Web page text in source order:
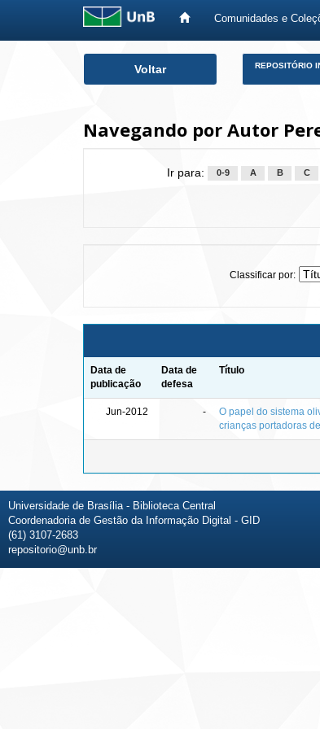
Comunidades e
Voltar REPOSITÓRIO
Navegando por Autor
Ir para: 0-9 A B C
Classificar por:
Data de
publicação
Data de
defesa
Título
Jun-2012 -
O papel do sistema
crianças portadoras
Universidade de Brasília - Biblioteca Central
Coordenadoria de Gestão da Informação Digital - GID
(61) 3107-2683
repositorio@unb.br